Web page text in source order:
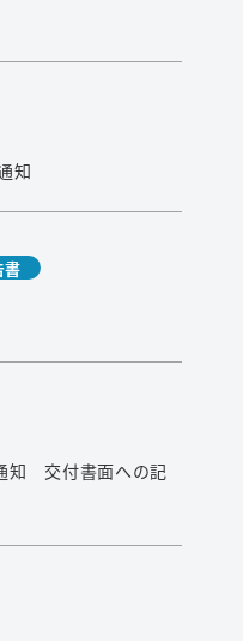
知
書
知 交付書面への記